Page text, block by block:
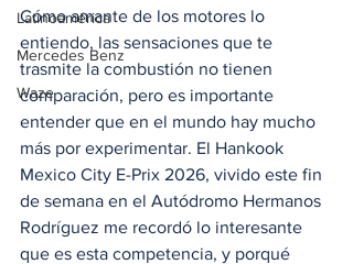
Latinoamérica
Mercedes Benz
Waze
Cómo amante de los motores lo
entiendo, las sensaciones que te
trasmite la combustión no tienen
comparación, pero es importante
entender que en el mundo hay mucho
más por experimentar. El Hankook
Mexico City E-Prix 2026, vivido este fin
de semana en el Autódromo Hermanos
Rodríguez me recordó lo interesante
que es esta competencia, y porqué